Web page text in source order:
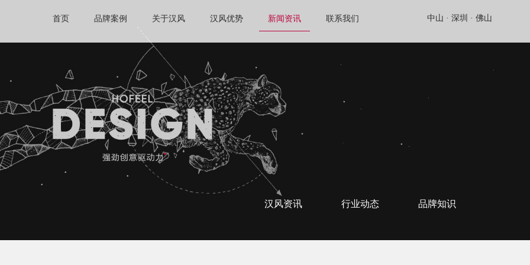
中山 · 深圳 · 佛山
首页 品牌案例 关于汉风 汉风优势 新闻资讯 联系我们
汉风资讯 行业动态 品牌知识